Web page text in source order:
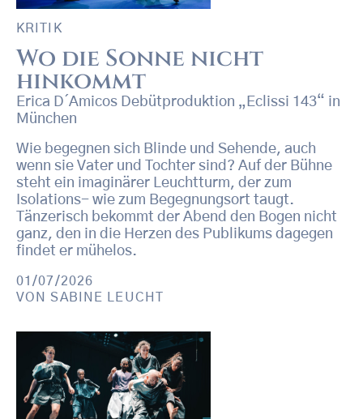
KRITIK
Wo die Sonne nicht
hinkommt
Erica D´Amicos Debütproduktion „Eclissi 143“ in
München
Wie begegnen sich Blinde und Sehende, auch
wenn sie Vater und Tochter sind? Auf der Bühne
steht ein imaginärer Leuchtturm, der zum
Isolations- wie zum Begegnungsort taugt.
Tänzerisch bekommt der Abend den Bogen nicht
ganz, den in die Herzen des Publikums dagegen
findet er mühelos.
01/07/2026
VON SABINE LEUCHT